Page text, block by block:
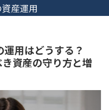
産運用
用はどうする？
資産の守り方と増